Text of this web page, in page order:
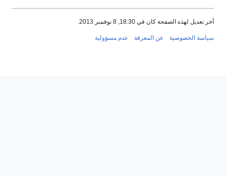
آخر تعديل لهذه الصفحة كان في 18:30, 8 نوفمبر 2013.
سياسة الخصوصية عن المعرفة عدم مسؤولية